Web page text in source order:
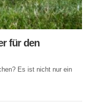
für den
Es ist nicht nur ein